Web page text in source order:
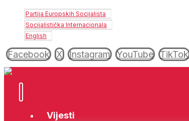
Partija Europskih Socijalista
Socijalistička Internacionala
English
Facebook X Instagram YouTube TikTok
Vijesti